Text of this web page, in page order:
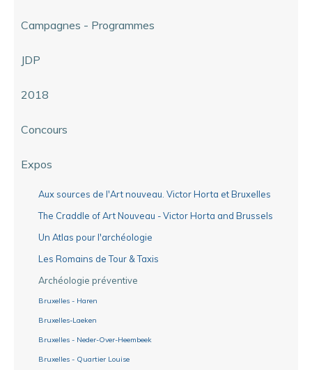
Campagnes - Programmes
JDP
2018
Concours
Expos
Aux sources de l'Art nouveau. Victor Horta et Bruxelles
The Craddle of Art Nouveau - Victor Horta and Brussels
Un Atlas pour l'archéologie
Les Romains de Tour & Taxis
Archéologie préventive
Bruxelles - Haren
Bruxelles-Laeken
Bruxelles - Neder-Over-Heembeek
Bruxelles - Quartier Louise